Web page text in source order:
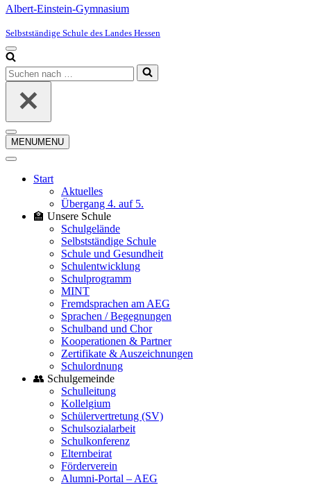
Albert-Einstein-Gymnasium
Selbstständige Schule des Landes Hessen
Navigationsmenü
Suchen
nach …
Navigationsmenü
MENUMENU
Start
Aktuelles
Übergang 4. auf 5.
🏫 Unsere Schule
Schulgelände
Selbstständige Schule
Schule und Gesundheit
Schulentwicklung
Schulprogramm
MINT
Fremdsprachen am AEG
Sprachen / Begegnungen
Schulband und Chor
Kooperationen & Partner
Zertifikate & Auszeichnungen
Schulordnung
👥 Schulgemeinde
Schulleitung
Kollelgium
Schülervertretung (SV)
Schulsozialarbeit
Schulkonferenz
Elternbeirat
Förderverein
Alumni-Portal – AEG